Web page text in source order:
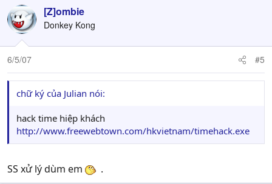
[Z]ombie
Donkey Kong
6/5/07 #5
chữ ký của Julian nói:
hack time hiệp khách
http://www.freewebtown.com/hkvietnam/timehack.exe
SS xử lý dùm em .